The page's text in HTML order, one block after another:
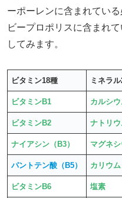
ーポーレンに含まれてい
ビープロポリスに含まれ
してみます。
ビタミン18種 ミネラ
ビタミンB1 カルシウ
ビタミンB2 ナトリウ
ナイアシン（B3） マグネ
パントテン酸（B5） カリウム
ビタミンB6 塩素